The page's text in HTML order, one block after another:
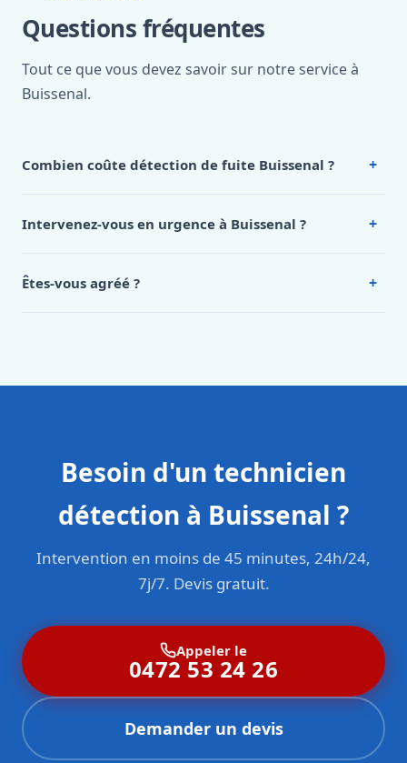
Questions fréquentes
Tout ce que vous devez savoir sur notre service à
Buissenal.
Combien coûte détection de fuite Buissenal ? +
Buissenal, appelez le 0472 53 24 26.
Intervenez-vous en urgence à Buissenal ? +
Êtes-vous agréé ? +
Besoin d'un technicien
détection à Buissenal ?
Intervention en moins de 45 minutes, 24h/24,
7j/7. Devis gratuit.
Appeler le
0472 53 24 26
Demander un devis